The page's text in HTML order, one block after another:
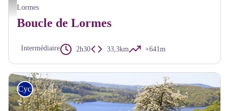
Château de Bazoches - A Millot Pnr Morvan
Lormes
Boucle de Lormes
Intermédiaire 2h30 33,3km +641m
Cyclo